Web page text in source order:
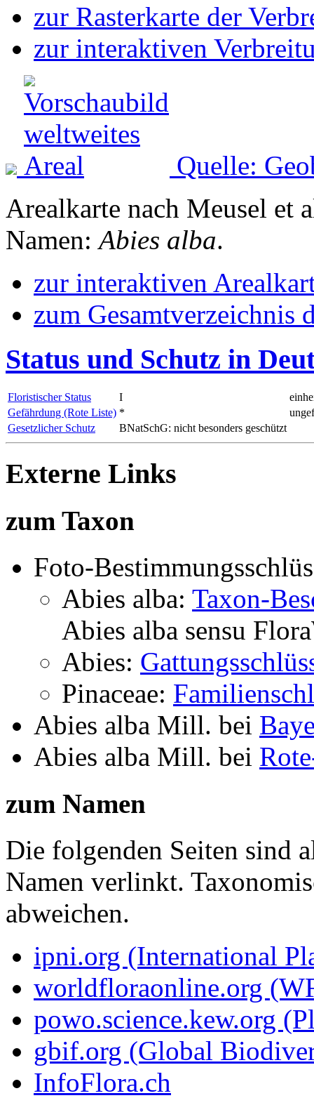
zur Rasterkarte der
zur interaktiven
Quelle:
Arealkarte nach Meusel et
Namen:Abies alba.
zur interaktiven
zum Gesamtverzeichnis
Status und Schutz in
Floristischer Status I
Gefährdung (Rote Liste) *
Gesetzlicher Schutz
BNatSchG: nicht besonders geschützt
Externe Links
zum Taxon
Foto-
Abies alba: Taxon-
Abies alba sensu
Abies:
Pinaceae:
Abies alba Mill. bei
Abies alba Mill. bei
zum Namen
Die folgenden Seiten sind
Namen verlinkt.
abweichen.
ipni.org (International
worldfloraonline.org
powo.science.kew.org
gbif.org (Global
InfoFlora.ch